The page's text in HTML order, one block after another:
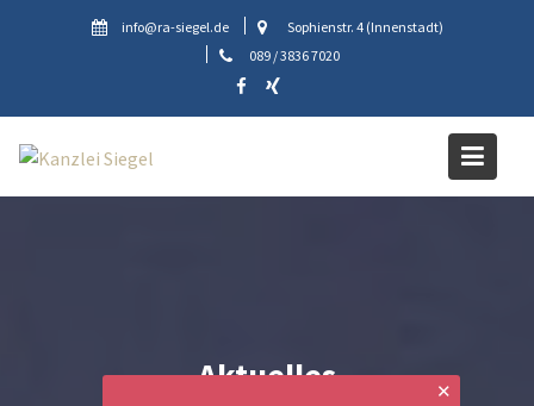
info@ra-siegel.de
Sophienstr. 4 (Innenstadt)
089 / 3836 7020
Aktuelles
✕